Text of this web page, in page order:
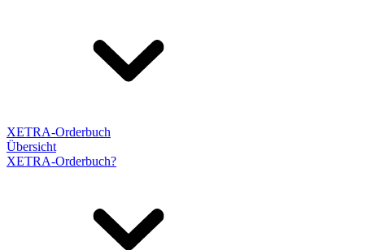
XETRA-Orderbuch
Übersicht
XETRA-Orderbuch?